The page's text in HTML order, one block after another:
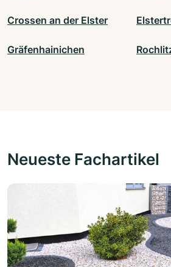
Crossen an der Elster
Gräfenhainichen
Neueste Fachartikel